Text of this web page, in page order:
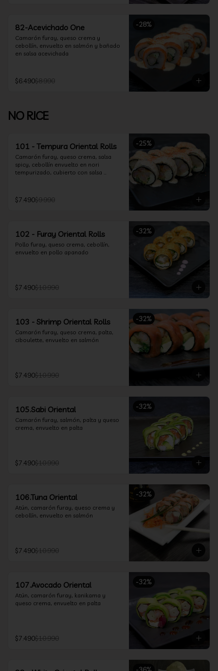
-28%
82-Acevichado One
Camarón furay, queso crema y
cebollín, envuelto en salmón y bañado
en salsa acevichada
$6.490$8.990
NO RICE
-25%
101 - Tempura Oriental Rolls
Camarón furay, queso crema, salsa
spicy, cebollín envuelto en nori
tempurizado, cubierto con salsa
$7.490$9.990
-32%
102 - Furay Oriental Rolls
Pollo furay, queso crema, cebollín,
envuelto en pollo apanado
$7.490$10.990
-32%
103 - Shrimp Oriental Rolls
Camarón furay, queso crema, palta,
ciboulette, envuelto en salmón
$7.490$10.990
-32%
105.Sabi Oriental
Camarón furay, salmón, palta y queso
crema, envuelto en palta
$7.490$10.990
-32%
106.Tuna Oriental
Atún, camarón furay, queso crema y
cebollín, envuelto en salmón
$7.490$10.990
-32%
107.Avocado Oriental
Atún, camarón furay, kanikama y
queso crema, envuelto en palta
$7.490$10.990